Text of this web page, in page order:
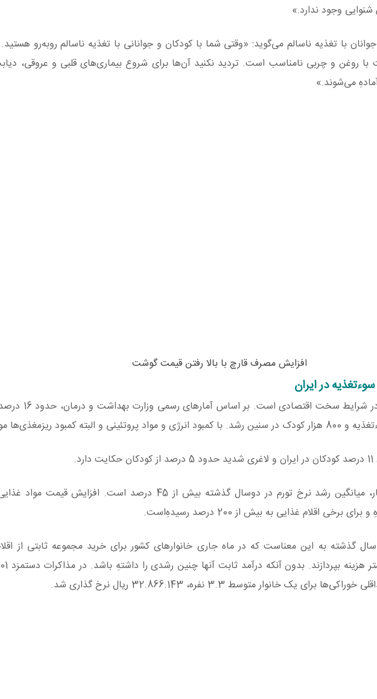
وجود ندارد.»
با تغذیه ناسالم می‌گوید: «وقتی شما با کودکان و جوانانی با تغذیه ناسالم روبه‌رو
روغن و چربی نامناسب است. تردید نکنید آن‌ها برای شروع بیماری‌های قلبی و عروقی،
می‌شوند.»
افزایش مصرف قارچ با بالا رفتن قیمت گوشت
در ایران
قارچ جایگزین ارزان گوشت در
کمبود ریزمغذی‌ها مواجهند.
براساس گزارش‌های مرکز آمار، میانگین رشد نرخ تورم در دوسال گذشته بیش از 45 درصد است.
سال گذشته به این معناست که در ماه جاری خانوارهای کشور برای خرید مجموعه ثابتی از